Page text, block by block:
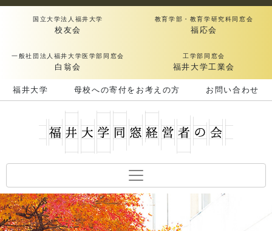
国立大学法人福井大学
校友会
教育学部・教育学研究科同窓会
福応会
一般社団法人福井大学医学部同窓会
白翁会
工学部同窓会
福井大学工業会
福井大学 母校への寄付をお考えの方 お問い合わせ